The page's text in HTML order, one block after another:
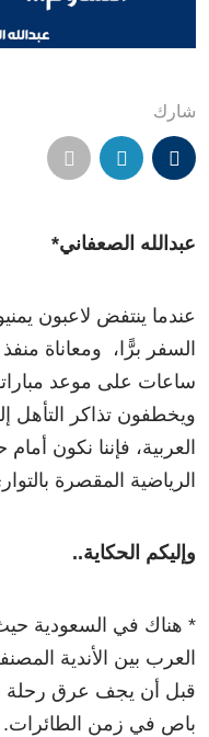
شارك
عبدالله الصعفاني*
عندما ينتفض لاعبون
السفر برًّا، ومعاناة
ساعات على موعد
ويخطفون تذاكر التأهل
العربية، فإننا نكون
الرياضية المقصرة
وإليكم الحكاية..
* هناك في السعودية
العرب بين الأندية
قبل أن يجف عرق رحلة
باص في زمن الطائرات.